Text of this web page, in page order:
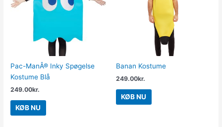
Pac-ManÂ® Inky Spøgelse
Kostume Blå
249.00kr.
KØB NU
Banan Kostume
249.00kr.
KØB NU